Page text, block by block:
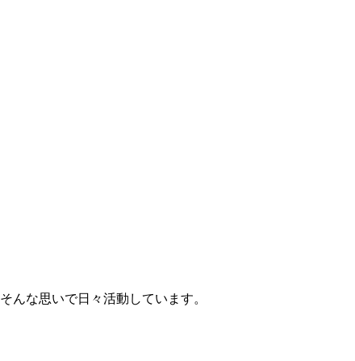
な思いで日々活動しています。